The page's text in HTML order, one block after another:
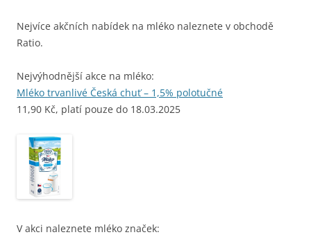
Nejvíce akčních nabídek na mléko naleznete v obchodě
Ratio.
Nejvýhodnější akce na mléko:
Mléko trvanlivé Česká chuť – 1,5% polotučné
11,90 Kč, platí pouze do 18.03.2025
V akci naleznete mléko značek: